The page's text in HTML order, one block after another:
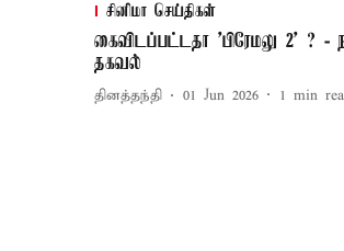
சினிமா செய்திகள்
கைவிடப்பட்டதா 'பிரேமலு 2' ? -
தகவல்
தினத்தந்தி 01 Jun 2026 1 min